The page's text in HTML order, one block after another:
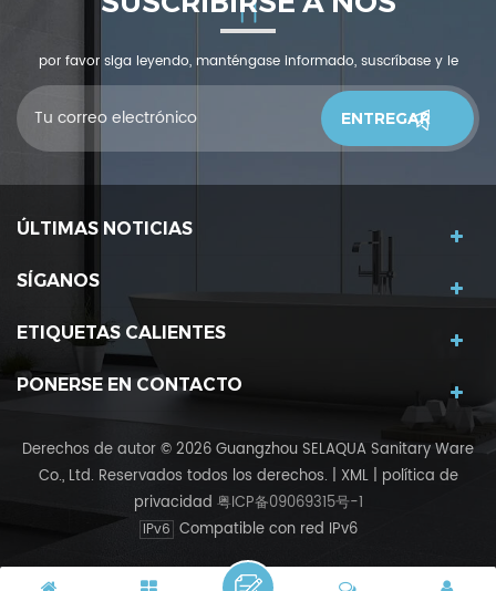
por favor siga leyendo, manténgase informado, suscríbase y le
invitamos a que nos cuente qué piensas.
ÚLTIMAS NOTICIAS
SÍGANOS
ETIQUETAS CALIENTES
PONERSE EN CONTACTO
Derechos de autor © 2026 Guangzhou SELAQUA Sanitary Ware
Co., Ltd. Reservados todos los derechos. | XML| política de
privacidad 粤ICP备09069315号-1
IPv6 Compatible con red IPv6